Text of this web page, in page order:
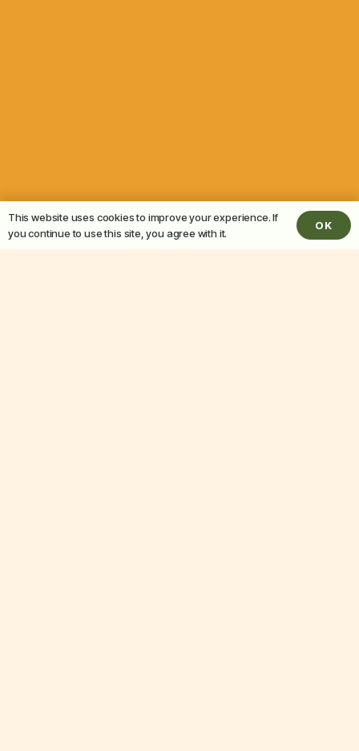
This website uses cookies to improve your experience. If
you continue to use this site, you agree with it.
OK